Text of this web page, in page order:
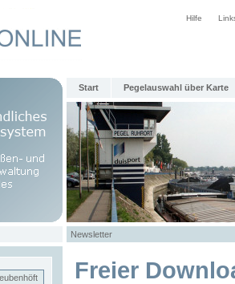
Hilfe
Start Pegelauswahl über Karte
Newsletter
Freier